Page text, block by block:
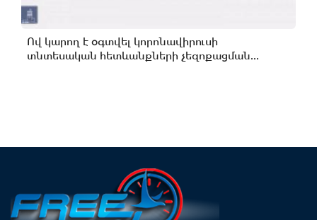
Ով կարող է օգտվել կորոնավիրուսի
տնտեսական հետևանքների չեզոքացման...